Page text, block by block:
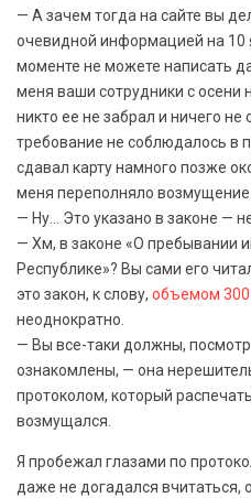
— А зачем тогда на сайте вы
очевидной информацией на 10
моменте не можете написать
меня ваши сотрудники с осени
никто ее не забрал и ничего не
требование не соблюдалось в
сдавал карту намного позже
меня переполняло возмущение.
— Ну… Это указано в законе —
— Хм, в законе «О пребывании
Республике»? Вы сами его
это закон, к слову, объемом 300
неоднократно.
— Вы все-таки должны,
ознакомлены, — она
протоколом, который
возмущался.
Я пробежал глазами по
даже не догадался